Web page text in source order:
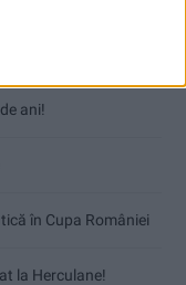
ani!
în Cupa României
la Herculane!